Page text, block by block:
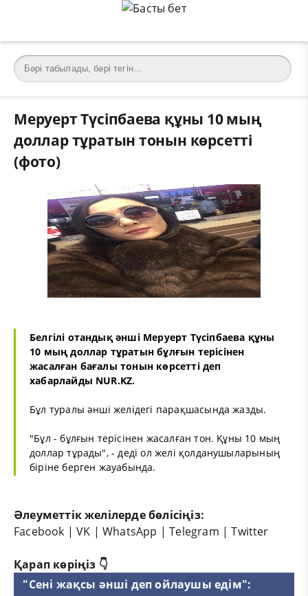
Меруерт Түсіпбаева құны 10 мың
доллар тұратын тонын көрсетті
(фото)
Белгілі отандық әнші Меруерт Түсіпбаева құны
10 мың доллар тұратын бұлғын терісінен
жасалған бағалы тонын көрсетті деп
хабарлайды NUR.KZ.
Бұл туралы әнші желідегі парақшасында жазды.
"Бұл - бұлғын терісінен жасалған тон. Құны 10 мың
доллар тұрады", - деді ол желі қолданушыларының
біріне берген жауабында.
Әлеуметтік желілерде бөлісіңіз:
Facebook |VK |WhatsApp |Telegram |Twitter
Қарап көріңіз 👇
"Сені жақсы әнші деп ойлаушы едім":